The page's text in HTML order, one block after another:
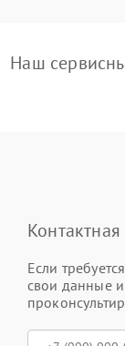
Наш
Если
свои данные